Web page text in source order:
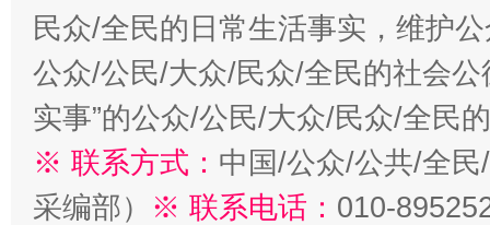
民众/全民的日常生活事实，维护
公众/公民/大众/民众/全民的社会公
实事”的公众/公民/大众/民众/全民
※ 联系方式： 中国/公众/公共/全
采编部） ※ 联系电话： 010-